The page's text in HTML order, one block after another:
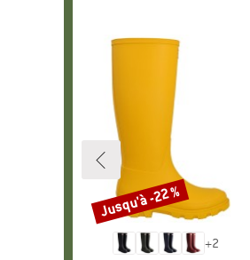
+2
Remise
Jusqu'à -22 %